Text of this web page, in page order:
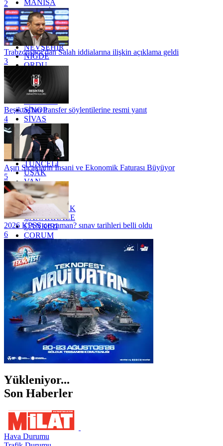
MANİSA
MARDİN
MERSİN
MUĞLA
MUŞ
NEVŞEHİR
NİĞDE
ORDU
OSMANİYE
RİZE
SAKARYA
SİNOP
SİVAS
SİİRT
TEKİRDAĞ
TOKAT
TRABZON
TUNCELİ
UŞAK
VAN
YALOVA
YOZGAT
ZONGULDAK
ÇANAKKALE
ÇANKIRI
ÇORUM
İSTANBUL
İZMİR
ŞANLIURFA
ŞIRNAK
2
Trabzonspor'dan Salah iddialarına ilişkin açıklama geldi
3
Beşiktaş'tan transfer söylentilerine resmi yanıt
4
Aşırı Sıcakların İnsani ve Ekonomik Faturası Büyüyor
5
2026 KPSS ne zaman? sınav tarihleri belli oldu
6
Yükleniyor...
Son Haberler
Hava Durumu